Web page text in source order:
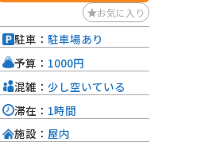
お気に入り
駐車： 駐車場あり
予算： 1000円
混雑： 少し空いている
滞在： 1時間
施設： 屋内